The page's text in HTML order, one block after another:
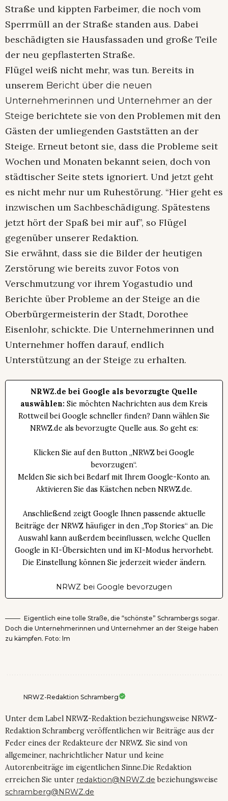
Straße und kippten Farbeimer, die noch vom
Sperrmüll an der Straße standen aus. Dabei
beschädigten sie Hausfassaden und große Teile
der neu gepflasterten Straße.
Flügel weiß nicht mehr, was tun. Bereits in
unserem Bericht über die neuen
Unternehmerinnen und Unternehmer an der
Steige berichtete sie von den Problemen mit den
Gästen der umliegenden Gaststätten an der
Steige. Erneut betont sie, dass die Probleme seit
Wochen und Monaten bekannt seien, doch von
städtischer Seite stets ignoriert. Und jetzt geht
es nicht mehr nur um Ruhestörung. “Hier geht es
inzwischen um Sachbeschädigung. Spätestens
jetzt hört der Spaß bei mir auf”, so Flügel
gegenüber unserer Redaktion.
Sie erwähnt, dass sie die Bilder der heutigen
Zerstörung wie bereits zuvor Fotos von
Verschmutzung vor ihrem Yogastudio und
Berichte über Probleme an der Steige an die
Oberbürgermeisterin der Stadt, Dorothee
Eisenlohr, schickte. Die Unternehmerinnen und
Unternehmer hoffen darauf, endlich
Unterstützung an der Steige zu erhalten.
NRWZ.de bei Google als bevorzugte Quelle
auswählen: Sie möchten Nachrichten aus dem Kreis
Rottweil bei Google schneller finden? Dann wählen Sie
NRWZ.de als bevorzugte Quelle aus. So geht es:
Klicken Sie auf den Button „NRWZ bei Google
bevorzugen“.
Melden Sie sich bei Bedarf mit Ihrem Google-Konto an.
Aktivieren Sie das Kästchen neben NRWZ.de.
Anschließend zeigt Google Ihnen passende aktuelle
Beiträge der NRWZ häufiger in den „Top Stories“ an. Die
Auswahl kann außerdem beeinflussen, welche Quellen
Google in KI-Übersichten und im KI-Modus hervorhebt.
Die Einstellung können Sie jederzeit wieder ändern.
NRWZ bei Google bevorzugen
Eigentlich eine tolle Straße, die “schönste” Schrambergs sogar.
Doch die Unternehmerinnen und Unternehmer an der Steige haben
zu kämpfen. Foto: lm
NRWZ-Redaktion Schramberg
Unter dem Label NRWZ-Redaktion beziehungsweise NRWZ-
Redaktion Schramberg veröffentlichen wir Beiträge aus der
Feder eines der Redakteure der NRWZ. Sie sind von
allgemeiner, nachrichtlicher Natur und keine
Autorenbeiträge im eigentlichen Sinne.Die Redaktion
erreichen Sie unter redaktion@NRWZ.de beziehungsweise
schramberg@NRWZ.de